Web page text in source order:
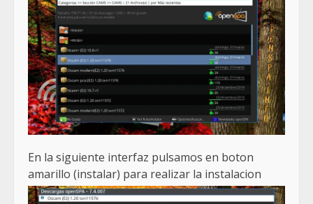
En la siguiente interfaz pulsamos en boton
amarillo (instalar) para realizar la instalacion